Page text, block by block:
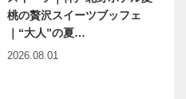
桃の贅沢スイーツブッフェ
｜“大人”の夏…
2026.08.01